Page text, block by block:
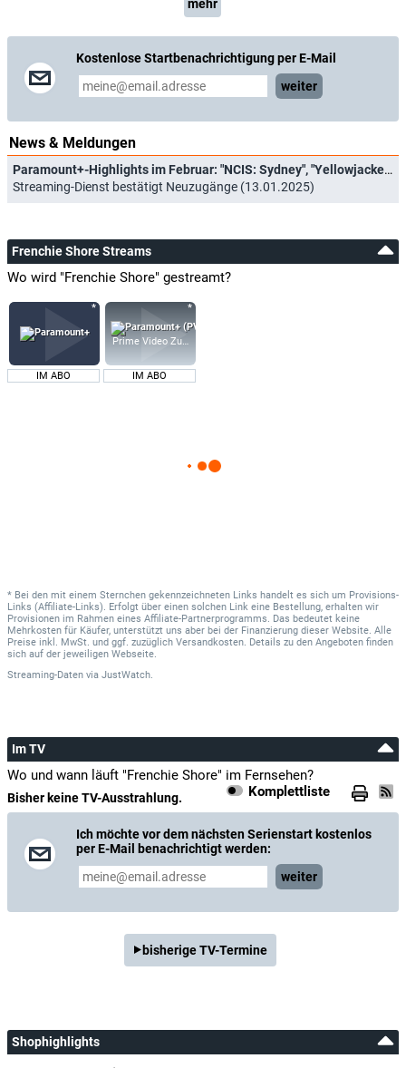
mehr
Kostenlose Startbenachrichtigung per E-Mail
weiter
News & Meldungen
Paramount+-Highlights im Februar: "NCIS: Sydney", "Yellowjackets" und "Yellowstone"-Prequel
Streaming-Dienst bestätigt Neuzugänge (13.01.2025)
Frenchie Shore Streams
Wo wird "Frenchie Shore" gestreamt?
IM ABO
Prime Video Zusatz-Kanäle
IM ABO
* Bei den mit einem Sternchen gekennzeichneten Links handelt es sich um Provisions-
Links (Affiliate-Links). Erfolgt über einen solchen Link eine Bestellung, erhalten wir
Provisionen im Rahmen eines Affiliate-Partnerprogramms. Das bedeutet keine
Mehrkosten für Käufer, unterstützt uns aber bei der Finanzierung dieser Website. Alle
Preise inkl. MwSt. und ggf. zuzüglich Versandkosten. Details zu den Angeboten finden
sich auf der jeweiligen Webseite.
Streaming-Daten via JustWatch.
Im TV
Wo und wann läuft "Frenchie Shore" im Fernsehen?
Komplettliste
Bisher keine TV-Ausstrahlung.
Ich möchte vor dem nächsten Serienstart kostenlos
per E-Mail benachrichtigt werden:
weiter
bisherige TV-Termine
Shophighlights